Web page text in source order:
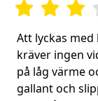
Att lyckas
kräver ingen
på låg värme
gallant och